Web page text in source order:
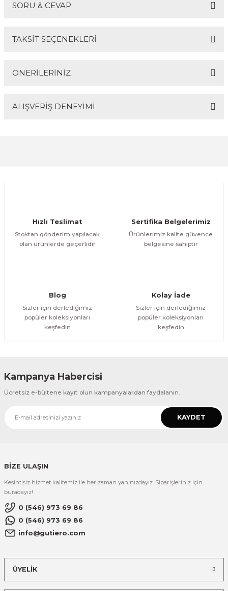
SORU & CEVAP
TAKSİT SEÇENEKLERİ
ÖNERİLERİNİZ
Bu ürünün fiyat bilgisi, resim, ürün açıklamalarında ve
Bu ürüne benzer farklı alternatifler olmalı.
ALIŞVERİŞ DENEYİMİ
Hızlı Teslimat
Stoktan gönderim yapılacak
olan ürünlerde geçerlidir
Sertifika Belgelerimiz
Ürünlerimiz kalite güvence
belgesine sahiptir
Blog
Sizler için derlediğimiz
popüler koleksiyonları
keşfedin
Kolay İade
Sizler için derlediğimiz
popüler koleksiyonları
keşfedin
Kampanya Habercisi
Ücretsiz e-bültene kayıt olun kampanyalardan faydalanın.
KAYDET
BİZE ULAŞIN
Kesintisiz hizmet kalitemiz ile her zaman yanınızdayız. Siparişleriniz için
buradayız!
0 (546) 973 69 86
0 (546) 973 69 86
info@gutiero.com
ÜYELİK